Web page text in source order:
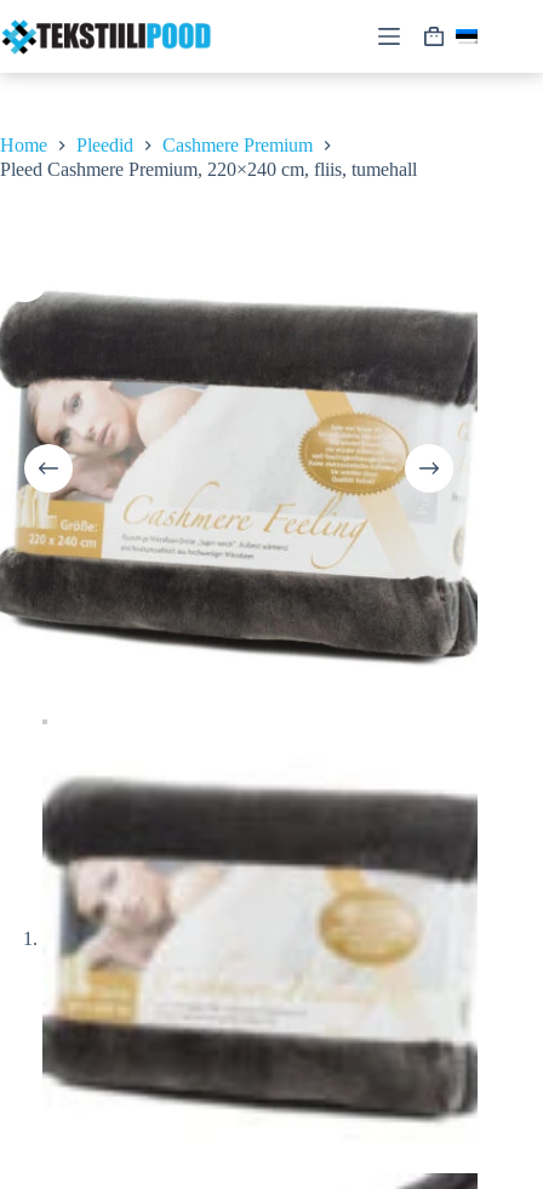
to
content
Shopping
Home Pleedid
Cashmere Premium
Pleed Cashmere Premium, 220×240 cm, fliis, tumehall